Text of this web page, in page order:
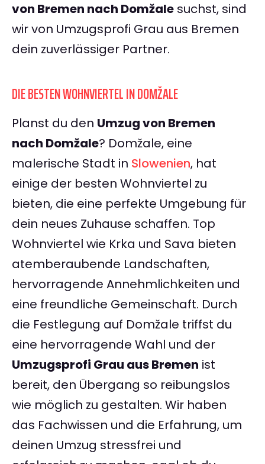
von Bremen nach Domžale suchst, sind
wir von Umzugsprofi Grau aus Bremen
dein zuverlässiger Partner.
DIE BESTEN WOHNVIERTEL IN DOMŽALE
Planst du den Umzug von Bremen
nach Domžale? Domžale, eine
malerische Stadt in Slowenien, hat
einige der besten Wohnviertel zu
bieten, die eine perfekte Umgebung für
dein neues Zuhause schaffen. Top
Wohnviertel wie Krka und Sava bieten
atemberaubende Landschaften,
hervorragende Annehmlichkeiten und
eine freundliche Gemeinschaft. Durch
die Festlegung auf Domžale triffst du
eine hervorragende Wahl und der
Umzugsprofi Grau aus Bremen ist
bereit, den Übergang so reibungslos
wie möglich zu gestalten. Wir haben
das Fachwissen und die Erfahrung, um
deinen Umzug stressfrei und